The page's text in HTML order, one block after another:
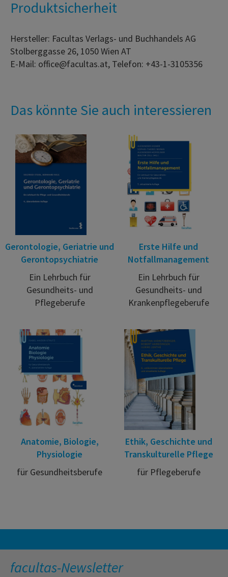
Produktsicherheit
Hersteller: Facultas Verlags- und Buchhandels AG
Stolberggasse 26, 1050 Wien AT
E-Mail: office@facultas.at, Telefon: +43-1-3105356
Das könnte Sie auch interessieren
Gerontologie, Geriatrie und
Gerontopsychiatrie
Ein Lehrbuch für
Gesundheits- und
Pflegeberufe
Erste Hilfe und
Notfallmanagement
Ein Lehrbuch für
Gesundheits- und
Krankenpflegeberufe
Anatomie, Biologie,
Physiologie
für Gesundheitsberufe
Ethik, Geschichte und
Transkulturelle Pflege
für Pflegeberufe
facultas-Newsletter